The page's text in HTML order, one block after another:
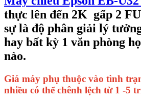
thực lên đến 2K gấp 2
sự là độ phân giải lý
hay bất kỳ 1 văn phòng
nào.
Giá máy phụ thuộc vào tình
nhiều có thể chênh lệch từ 1 -5